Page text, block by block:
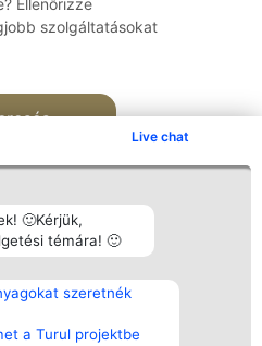
Live chat
🙂Kérjük,
témára! 🙂
szeretnék
a Turul projektbe
Ellenőrizze
szolgáltatásokat
Elérhetőség
Elérhetőség